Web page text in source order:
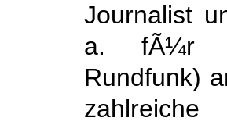
Journalist
a. fÃ¼r
Rundfunk)